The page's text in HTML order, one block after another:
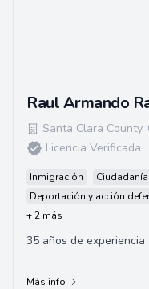
Raul Armando
Santa Clara County,
Licencia Verificada
Inmigración Ciudadanía
Deportación y acción
+ 2 más
35 años de experiencia
Más info